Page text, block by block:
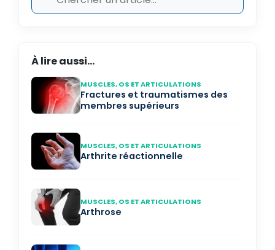
À lire aussi...
MUSCLES, OS ET ARTICULATIONS
Fractures et traumatismes des
membres supérieurs
MUSCLES, OS ET ARTICULATIONS
Arthrite réactionnelle
MUSCLES, OS ET ARTICULATIONS
Arthrose